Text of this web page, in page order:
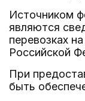
Источником
являются
перевозках
Российской
При
быть